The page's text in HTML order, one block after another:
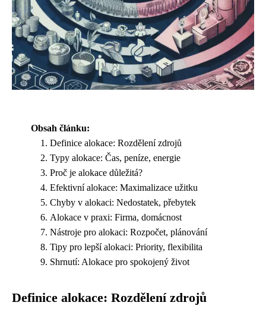
Obsah článku:
Definice alokace: Rozdělení zdrojů
Typy alokace: Čas, peníze, energie
Proč je alokace důležitá?
Efektivní alokace: Maximalizace užitku
Chyby v alokaci: Nedostatek, přebytek
Alokace v praxi: Firma, domácnost
Nástroje pro alokaci: Rozpočet, plánování
Tipy pro lepší alokaci: Priority, flexibilita
Shrnutí: Alokace pro spokojený život
Definice alokace: Rozdělení zdrojů